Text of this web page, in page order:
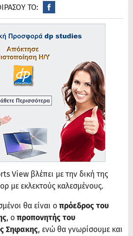
ΤΟ:
View βλέπει με την δική της
με εκλεκτούς καλεσμένους.
θα είναι ο πρόεδρος του
, ο προπονητής του
Σηφακης, ενώ θα γνωρίσουμε και